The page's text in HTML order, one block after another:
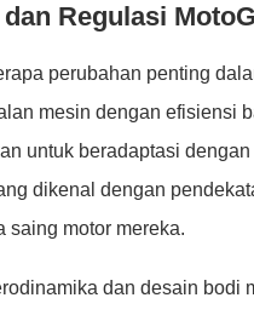
Regulasi
perubahan penting
mesin dengan efisiensi
untuk beradaptasi
dikenal dengan
saing motor mereka.
dan desain bodi